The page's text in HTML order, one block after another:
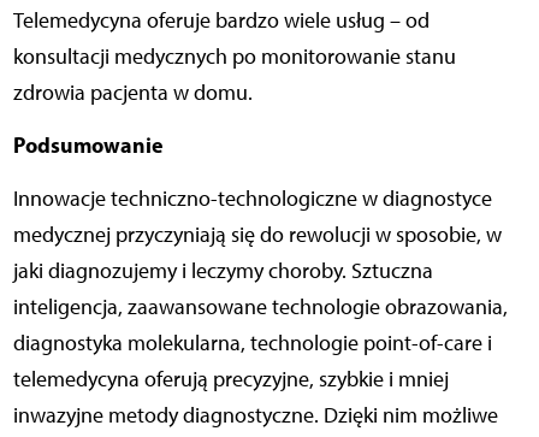
Telemedycyna oferuje bardzo wiele usług – od
konsultacji medycznych po monitorowanie stanu
zdrowia pacjenta w domu.
Podsumowanie
Innowacje techniczno-technologiczne w diagnostyce
medycznej przyczyniają się do rewolucji w sposobie, w
jaki diagnozujemy i leczymy choroby. Sztuczna
inteligencja, zaawansowane technologie obrazowania,
diagnostyka molekularna, technologie point-of-care i
telemedycyna oferują precyzyjne, szybkie i mniej
inwazyjne metody diagnostyczne. Dzięki nim możliwe